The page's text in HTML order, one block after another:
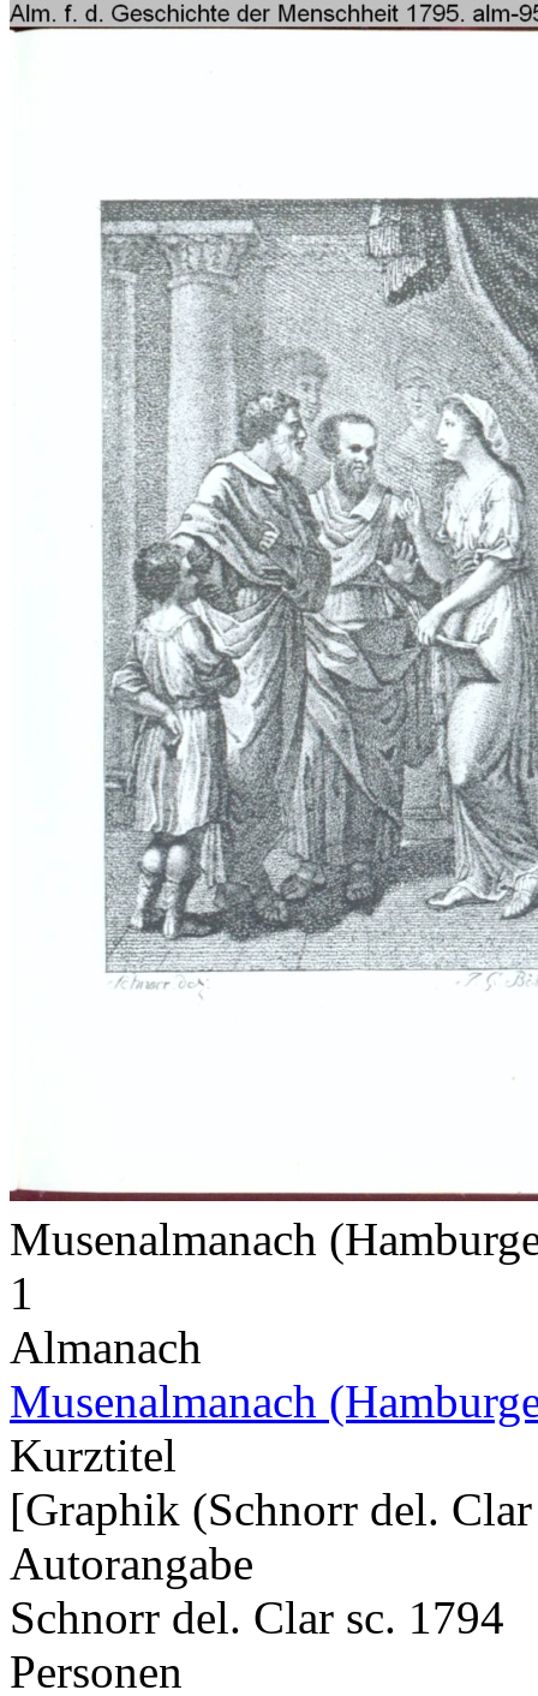
Musenalmanach
1
Almanach
Musenalmanach
Kurztitel
[Graphik (Schnorr del.
Autorangabe
Schnorr del. Clar sc. 1794
Personen